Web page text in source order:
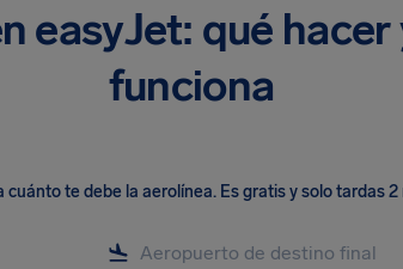
easyJet: qué hacer
funciona
cuánto te debe la aerolínea. Es gratis y solo tardas